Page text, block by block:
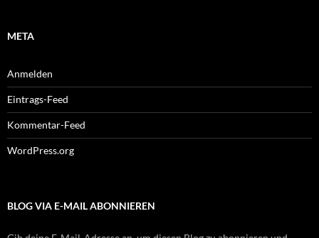
META
Anmelden
Eintrags-Feed
Kommentar-Feed
WordPress.org
BLOG VIA E-MAIL ABONNIEREN